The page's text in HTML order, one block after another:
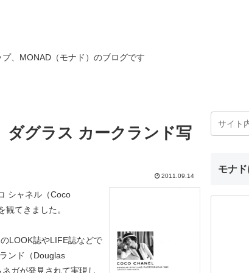
、MONAD（モナド）のブログです
ダグラス カークランド写
2011.09.14
シャネル（Coco
てきました。
LOOK誌やLIFE誌などで
ンド（Douglas
ガが発見されて実現し
モナ